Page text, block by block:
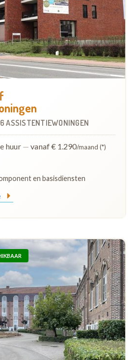
ASSISTENTIEWONINGEN
huur — vanaf € 1.290/maand (*)
en basisdiensten